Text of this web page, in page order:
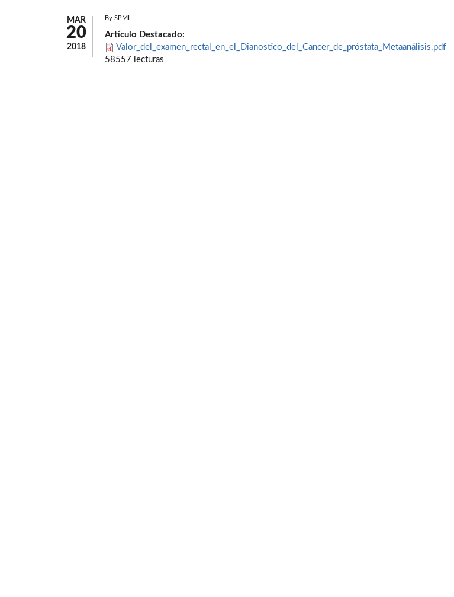
MAR
20
2018
By SPMI
Artículo Destacado:
Valor_del_examen_rectal_en_el_Dianostico_del_Cancer_de_próstata_Metaanálisis.pdf
58557 lecturas